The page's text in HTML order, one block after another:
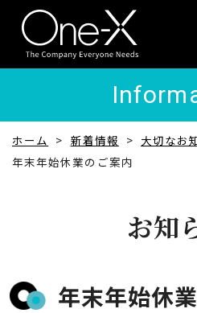
ホーム 新着情報
大切なお
年末年始休業のご案内
お知
年末年始休